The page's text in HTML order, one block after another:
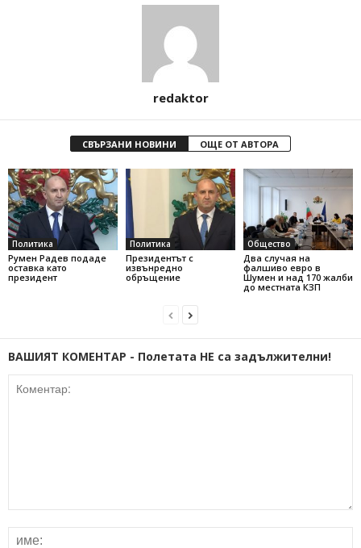
redaktor
СВЪРЗАНИ НОВИНИ ОЩЕ ОТ АВТОРА
Политика
Румен Радев подаде
оставка като
президент
Политика
Президентът с
извънредно
обръщение
Общество
Два случая на
фалшиво евро в
Шумен и над 170 жалби
до местната КЗП
ВАШИЯТ КОМЕНТАР - Полетата НЕ са задължителни!